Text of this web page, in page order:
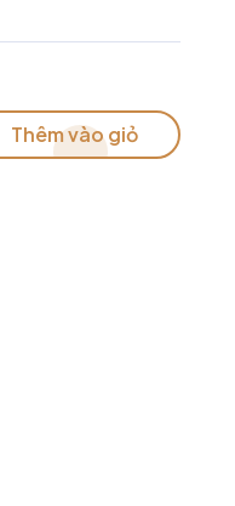
Thêm vào giỏ